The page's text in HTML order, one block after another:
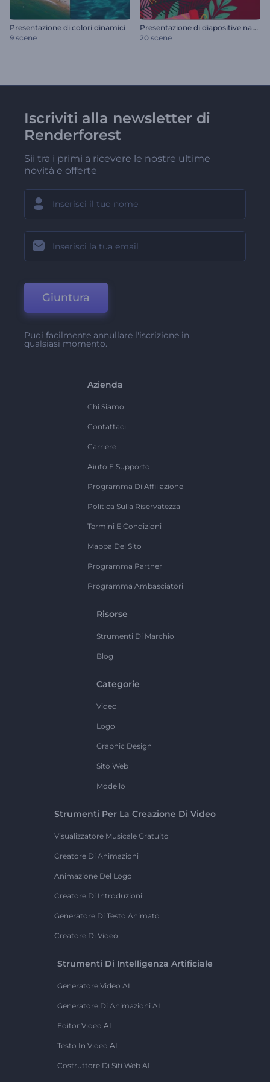
Presentazione di colori dinamici
9 scene
P
resentazione di diapositive natalizie
20 scene
Iscriviti alla newsletter di
Renderforest
Sii tra i primi a ricevere le nostre ultime
novità e offerte
Giuntura
Puoi facilmente annullare l'iscrizione in
qualsiasi momento.
Azienda
Chi Siamo
Contattaci
Carriere
Aiuto E Supporto
Programma Di Affiliazione
Politica Sulla Riservatezza
Termini E Condizioni
Mappa Del Sito
Programma Partner
Programma Ambasciatori
Risorse
Strumenti Di Marchio
Blog
Categorie
Video
Logo
Graphic Design
Sito Web
Modello
Strumenti Per La Creazione Di Video
Visualizzatore Musicale Gratuito
Creatore Di Animazioni
Animazione Del Logo
Creatore Di Introduzioni
Generatore Di Testo Animato
Creatore Di Video
Strumenti Di Intelligenza Artificiale
Generatore Video AI
Generatore Di Animazioni AI
Editor Video AI
Testo In Video AI
Costruttore Di Siti Web AI